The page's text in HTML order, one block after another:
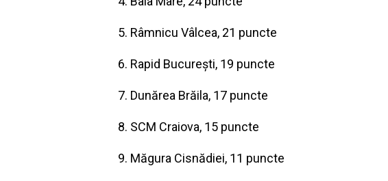
5. Râmnicu Vâlcea, 21 puncte
6. Rapid București, 19 puncte
7. Dunărea Brăila, 17 puncte
8. SCM Craiova, 15 puncte
9. Măgura Cisnădiei, 11 puncte